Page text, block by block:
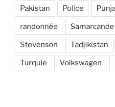
Pakistan Police
randonnée Samarcande
Stevenson Tadjikistan
Turquie Volkswagen